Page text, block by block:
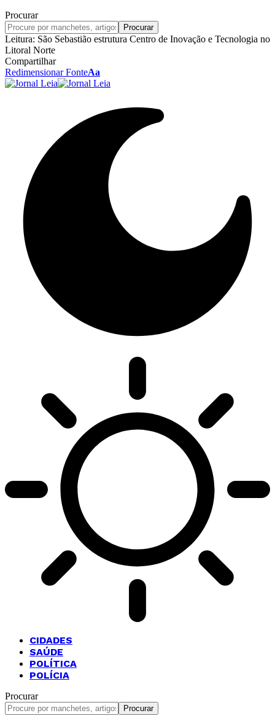
Procurar
Leitura: São Sebastião estrutura Centro de Inovação e Tecnologia no
Litoral Norte
Compartilhar
Redimensionar FonteAa
CIDADES
SAÚDE
POLÍTICA
POLÍCIA
Procurar